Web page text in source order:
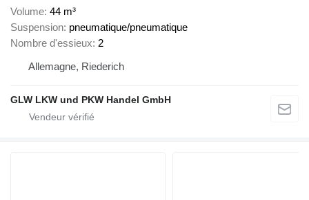
Volume 44 m³
Suspension pneumatique/pneumatique
Nombre d'essieux 2
Allemagne, Riederich
GLW LKW und PKW Handel GmbH